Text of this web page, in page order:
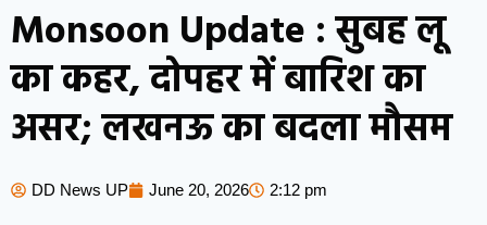
Monsoon Update : सुबह लू
का कहर, दोपहर में बारिश का
असर; लखनऊ का बदला मौसम
DD News UP June 20, 2026 2:12 pm